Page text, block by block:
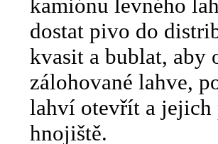
kamiónu levného
dostat pivo do
kvasit a bublat, aby
zálohované lahve,
lahví otevřít a jejich
hnojiště.